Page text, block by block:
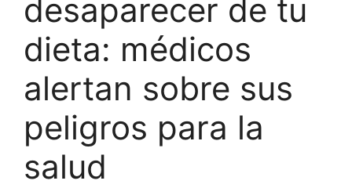
desaparecer de tu
dieta: médicos
alertan sobre sus
peligros para la
salud